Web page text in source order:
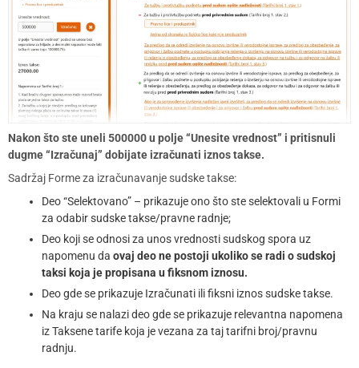
Nakon što ste uneli 500000 u polje “Unesite vrednost” i pritisnuli
dugme “Izračunaj” dobijate izračunati iznos takse.
Sadržaj Forme za izračunavanje sudske takse:
Deo “Selektovano” – prikazuje ono što ste selektovali u Formi
za odabir sudske takse/pravne radnje;
Deo koji se odnosi za unos vrednosti sudskog spora uz
napomenu da ovaj deo ne postoji ukoliko se radi o sudskoj
taksi koja je propisana u fiksnom iznosu.
Deo gde se prikazuje Izračunati ili fiksni iznos sudske takse.
Na kraju se nalazi deo gde se prikazuje relevantna napomena
iz Taksene tarife koja je vezana za taj tarifni broj/pravnu
radnju.